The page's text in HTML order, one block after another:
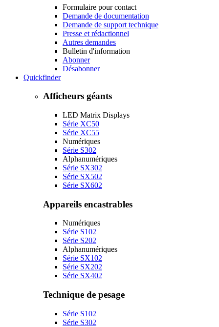
Formulaire pour contact
Demande de documentation
Demande de support technique
Presse et rédactionnel
Autres demandes
Bulletin d'information
Abonner
Désabonner
Quickfinder
Afficheurs géants
LED Matrix Displays
Série XC50
Série XC55
Numériques
Série S302
Alphanumériques
Série SX302
Série SX502
Série SX602
Appareils encastrables
Numériques
Série S102
Série S202
Alphanumériques
Série SX102
Série SX202
Série SX402
Technique de pesage
Série S102
Série S302